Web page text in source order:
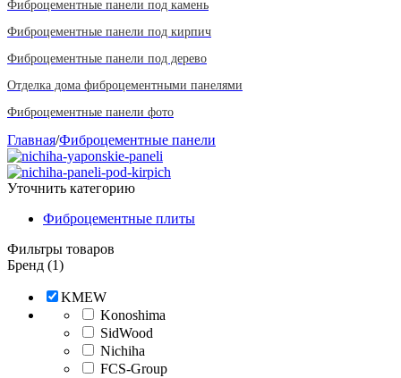
Фиброцементные панели под камень
Фиброцементные панели под кирпич
Фиброцементные панели под дерево
Отделка дома фиброцементными панелями
Фиброцементные панели фото
Главная/Фиброцементные панели
Уточнить категорию
Фиброцементные плиты
Фильтры товаров
Бренд (1)
KMEW
Konoshima
SidWood
Nichiha
FCS-Group